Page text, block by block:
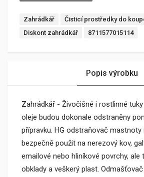
Zahrádkář
Čisticí prostředky do
Diskont zahrádkář
8711577015114
Popis výrobku
Zahrádkář - Živočišné i rostlinné
oleje budou dokonale odstraněny
přípravku. HG odstraňovač mastnoty
bezpečně použit na nerezový kov,
emailové nebo hliníkové povrchy, ale
obklady a veškerý plast.